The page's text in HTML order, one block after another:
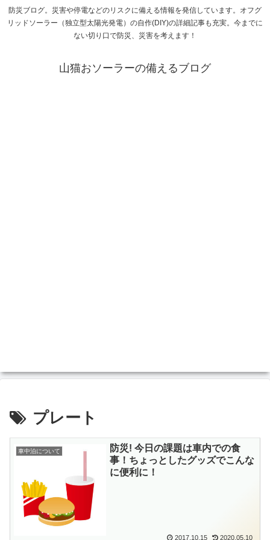
防災ブログ。災害や停電などのリスクに備える情報を発信しています。オフグ
リッドソーラー（独立型太陽光発電）の自作(DIY)の詳細記事も充実。今までに
ない切り口で防災、災害を考えます！
山猫おソーラーの備えるブログ
プレート
車中泊について
防災! 今日の課題は車内での食
事！ちょっとしたグッズでこんな
に便利に！
2017.10.15 2020.05.10